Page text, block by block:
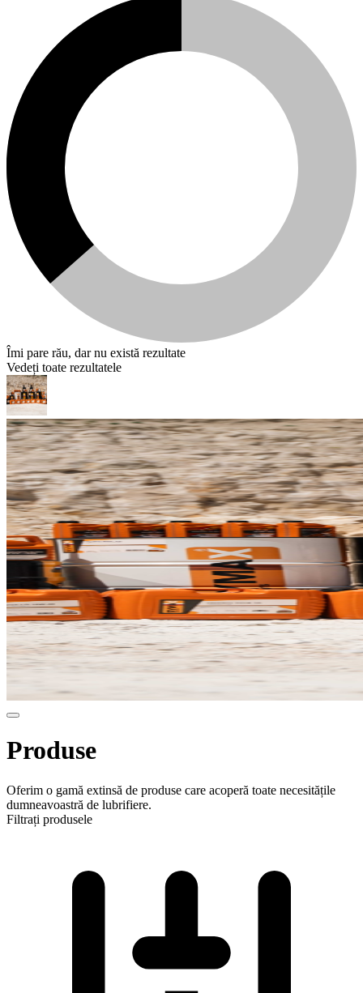
Îmi pare rău, dar nu există rezultate
Vedeți toate rezultatele
Produse
Oferim o gamă extinsă de produse care acoperă toate necesitățile
dumneavoastră de lubrifiere.
Filtrați produsele